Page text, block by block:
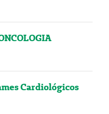
Cardiológicos